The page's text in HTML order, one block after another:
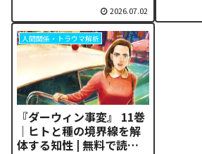
2026.07.02
人間関係・トラウマ解析
『ダーウィン事変』 11巻
｜ヒトと種の境界線を解
体する知性 | 無料で読む